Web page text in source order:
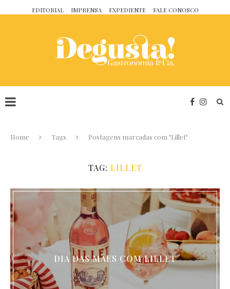
EDITORIAL IMPRENSA EXPEDIENTE FALE CONOSCO
Home Tags Postagens marcadas com "Lillet"
TAG: LILLET
DIA DAS MÃES COM LILLET